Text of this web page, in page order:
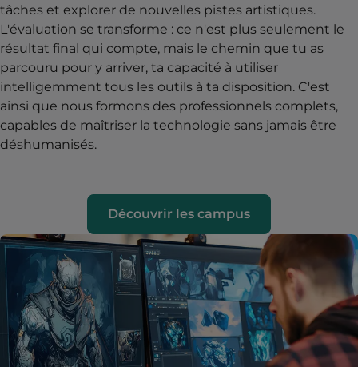
tâches et explorer de nouvelles pistes artistiques.
L'évaluation se transforme : ce n'est plus seulement le
résultat final qui compte, mais le chemin que tu as
parcouru pour y arriver, ta capacité à utiliser
intelligemment tous les outils à ta disposition. C'est
ainsi que nous formons des professionnels complets,
capables de maîtriser la technologie sans jamais être
déshumanisés.
Découvrir les campus